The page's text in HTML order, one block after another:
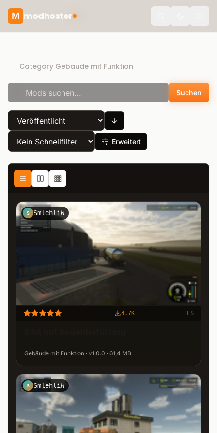
M modhoster
Category Gebäude mit Funktion
Suchen
Erweitert
S SmlehliW
4.7K LS
Gebäude mit Funktion · v1.0.0 · 61,4 MB
S SmlehliW